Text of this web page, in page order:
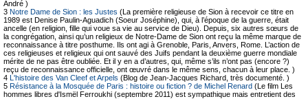
André )
3 Notre Dame de Sion : les Justes (La première religieuse de Sion à recevoir ce titre en
1989 est Denise Paulin-Aguadich (Soeur Joséphine), qui, à l’époque de la guerre, était
ancelle (en religion, fille qui voue sa vie au service de Dieu). Depuis, six autres sœurs de
la congrégation, ainsi qu’un religieux de Notre-Dame de Sion ont reçu la même marque de
reconnaissance à titre posthume. Ils ont agi à Grenoble, Paris, Anvers, Rome. L’action de
ces religieuses et religieux qui ont sauvé des Juifs pendant la deuxième guerre mondiale
mérite de ne pas être oubliée. Et il y en a d’autres, qui, même s’ils n’ont pas (encore ?)
reçu de reconnaissance officielle, ont œuvré dans le même sens, chacun à leur place. )
4 L'histoire des Van Cleef et Arpels (Blog de Jean-Jacques Richard, très documenté. )
5 Résistance à la Mosquée de Paris : histoire ou fiction ? de Michel Renard (Le film Les
hommes libres d'Ismël Ferroukhi (septembre 2011) est sympathique mais entretient des